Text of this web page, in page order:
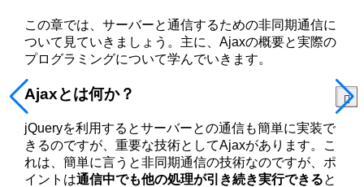
この章では、サーバーと通信するための非同期通信に
ついて見ていきましょう。主に、Ajaxの概要と実際の
プログラミングについて学んでいきます。
Ajaxとは何か？
jQueryを利用するとサーバーとの通信も簡単に実装で
きるのですが、重要な技術としてAjaxがあります。こ
れは、簡単に言うと非同期通信の技術なのですが、ポ
イントは通信中でも他の処理が引き続き実行できると